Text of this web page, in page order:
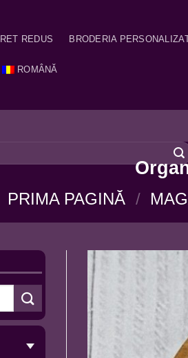
REDUS BRODERIA
ROMÂNĂ
PRIMA PAGINĂ /